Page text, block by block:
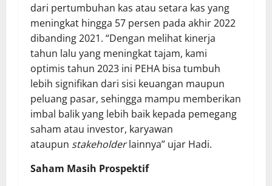
dari pertumbuhan kas atau setara kas yang
meningkat hingga 57 persen pada akhir 2022
dibanding 2021. “Dengan melihat kinerja
tahun lalu yang meningkat tajam, kami
optimis tahun 2023 ini PEHA bisa tumbuh
lebih signifikan dari sisi keuangan maupun
peluang pasar, sehingga mampu memberikan
imbal balik yang lebih baik kepada pemegang
saham atau investor, karyawan
ataupun stakeholderlainnya” ujar Hadi.
Saham Masih Prospektif